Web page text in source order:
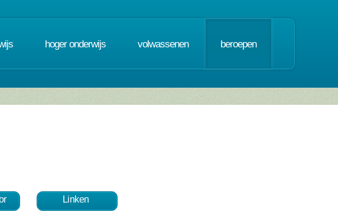
hoger onderwijs volwassenen beroepen
Linken